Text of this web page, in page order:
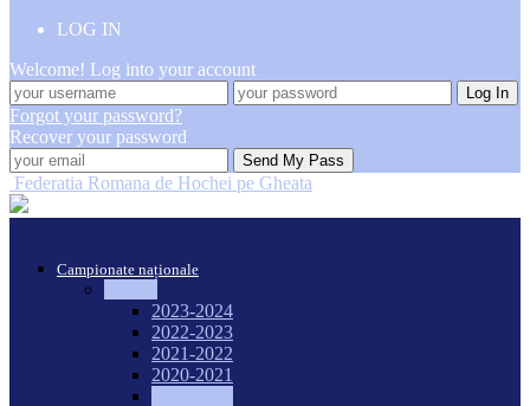
LOG IN
Welcome! Log into your account
Forgot your password?
Recover your password
Federatia Romana de Hochei pe Gheata
Campionate naționale
2023-2024
2022-2023
2021-2022
2020-2021